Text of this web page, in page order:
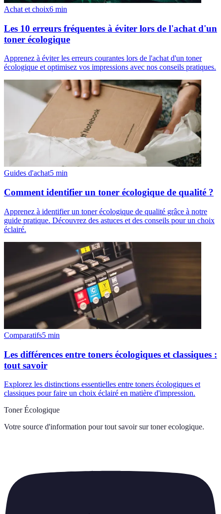
Achat et choix6 min
Les 10 erreurs fréquentes à éviter lors de l'achat d'un
toner écologique
Apprenez à éviter les erreurs courantes lors de l'achat d'un toner
écologique et optimisez vos impressions avec nos conseils pratiques.
Guides d'achat5 min
Comment identifier un toner écologique de qualité ?
Apprenez à identifier un toner écologique de qualité grâce à notre
guide pratique. Découvrez des astuces et des conseils pour un choix
éclairé.
Comparatifs5 min
Les différences entre toners écologiques et classiques :
tout savoir
Explorez les distinctions essentielles entre toners écologiques et
classiques pour faire un choix éclairé en matière d'impression.
Toner Écologique
Votre source d'information pour tout savoir sur toner ecologique.